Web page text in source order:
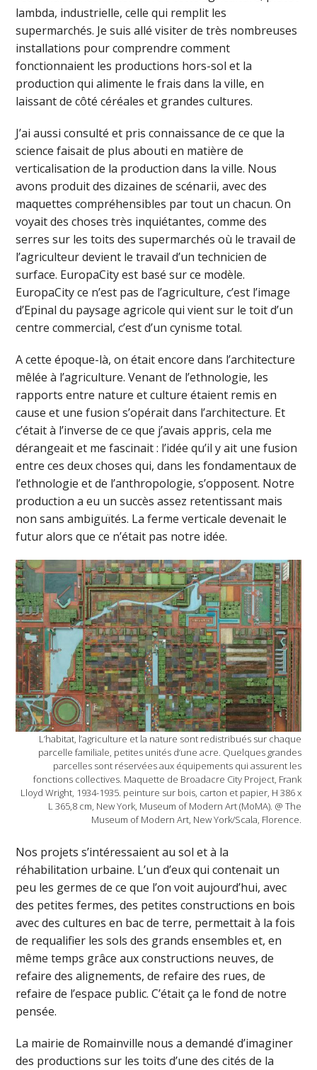
lambda, industrielle, celle qui remplit les
supermarchés. Je suis allé visiter de très nombreuses
installations pour comprendre comment
fonctionnaient les productions hors-sol et la
production qui alimente le frais dans la ville, en
laissant de côté céréales et grandes cultures.
J’ai aussi consulté et pris connaissance de ce que la
science faisait de plus abouti en matière de
verticalisation de la production dans la ville. Nous
avons produit des dizaines de scénarii, avec des
maquettes compréhensibles par tout un chacun. On
voyait des choses très inquiétantes, comme des
serres sur les toits des supermarchés où le travail de
l’agriculteur devient le travail d’un technicien de
surface. EuropaCity est basé sur ce modèle.
EuropaCity ce n’est pas de l’agriculture, c’est l’image
d’Epinal du paysage agricole qui vient sur le toit d’un
centre commercial, c’est d’un cynisme total.
A cette époque-là, on était encore dans l’architecture
mêlée à l’agriculture. Venant de l’ethnologie, les
rapports entre nature et culture étaient remis en
cause et une fusion s’opérait dans l’architecture. Et
c’était à l’inverse de ce que j’avais appris, cela me
dérangeait et me fascinait : l’idée qu’il y ait une fusion
entre ces deux choses qui, dans les fondamentaux de
l’ethnologie et de l’anthropologie, s’opposent. Notre
production a eu un succès assez retentissant mais
non sans ambiguïtés. La ferme verticale devenait le
futur alors que ce n’était pas notre idée.
L’habitat, l’agriculture et la nature sont redistribués sur chaque
parcelle familiale, petites unités d‘une acre. Quelques grandes
parcelles sont réservées aux équipements qui assurent les
fonctions collectives. Maquette de Broadacre City Project, Frank
Lloyd Wright, 1934-1935. peinture sur bois, carton et papier, H 386 x
L 365,8 cm, New York, Museum of Modern Art (MoMA). @ The
Museum of Modern Art, New York/Scala, Florence.
Nos projets s’intéressaient au sol et à la
réhabilitation urbaine. L’un d’eux qui contenait un
peu les germes de ce que l’on voit aujourd’hui, avec
des petites fermes, des petites constructions en bois
avec des cultures en bac de terre, permettait à la fois
de requalifier les sols des grands ensembles et, en
même temps grâce aux constructions neuves, de
refaire des alignements, de refaire des rues, de
refaire de l’espace public. C’était ça le fond de notre
pensée.
La mairie de Romainville nous a demandé d’imaginer
des productions sur les toits d’une des cités de la